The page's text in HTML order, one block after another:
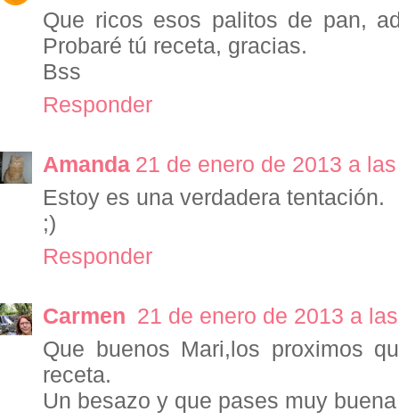
Que ricos esos palitos de pan,
Probaré tú receta, gracias.
Bss
Responder
Amanda 21 de enero de 2013 a
Estoy es una verdadera tentación.
;)
Responder
Carmen 21 de enero de 2013 a
Que buenos Mari,los proximos
receta.
Un besazo y que pases muy